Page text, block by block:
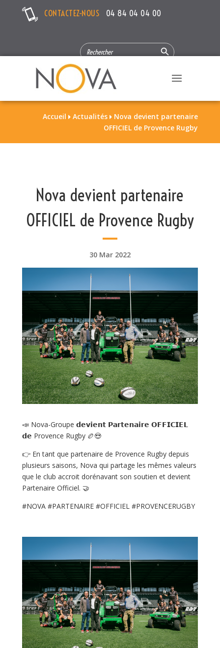
CONTACTEZ-NOUS 04 84 04 04 00
SEARCH
FOR:
Search Button
Accueil  Actualités  Nova devient partenaire
OFFICIEL de Provence Rugby
Nova devient partenaire
OFFICIEL de Provence Rugby
30 Mar 2022
📣 Nova-Groupe 𝗱𝗲𝘃𝗶𝗲𝗻𝘁 𝗣𝗮𝗿𝘁𝗲𝗻𝗮𝗶𝗿𝗲 𝗢𝗙𝗙𝗜𝗖𝗜𝗘𝗟
𝗱𝗲 Provence Rugby 🏉😍
👉 En tant que partenaire de Provence Rugby depuis
plusieurs saisons, Nova qui partage les mêmes valeurs
que le club accroit dorénavant son soutien et devient
Partenaire Officiel. 🤝
#NOVA #PARTENAIRE #OFFICIEL #PROVENCERUGBY